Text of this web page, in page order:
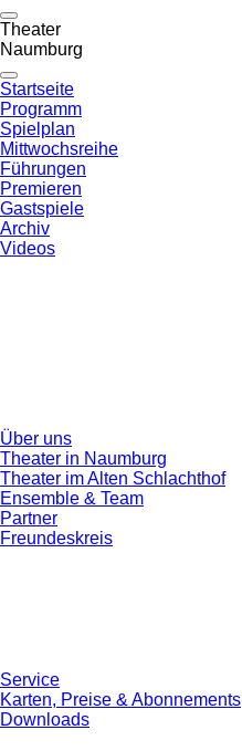
Theater
Naumburg
Startseite
Programm
Spielplan
Mittwochsreihe
Führungen
Premieren
Gastspiele
Archiv
Videos
Über uns
Theater in Naumburg
Theater im Alten Schlachthof
Ensemble & Team
Partner
Freundeskreis
Service
Karten, Preise & Abonnements
Downloads